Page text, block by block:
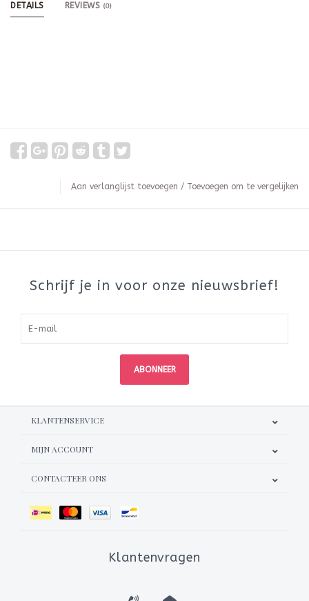
DETAILS REVIEWS (0)
Aan verlanglijst toevoegen / Toevoegen om te vergelijken
Schrijf je in voor onze nieuwsbrief!
ABONNEER
KLANTENSERVICE
MIJN ACCOUNT
CONTACTEER ONS
Klantenvragen